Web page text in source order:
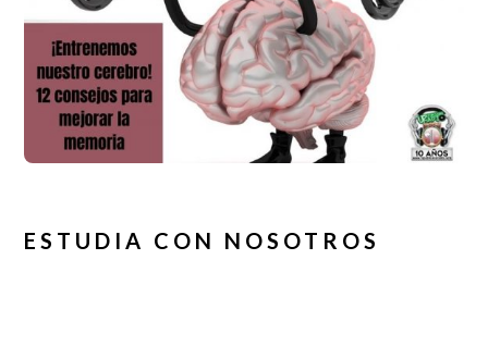
ESTUDIA CON NOSOTROS